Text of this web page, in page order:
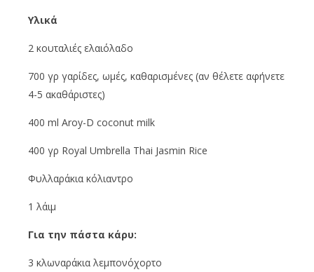
Υλικά
2 κουταλιές ελαιόλαδο
700 γρ γαρίδες, ωμές, καθαρισμένες (αν θέλετε αφήνετε
4-5 ακαθάριστες)
400 ml Aroy-D coconut milk
400 γρ Royal Umbrella Thai Jasmin Rice
Φυλλαράκια κόλιαντρο
1 λάιμ
Για την πάστα κάρυ:
3 κλωναράκια λεμπονόχορτο